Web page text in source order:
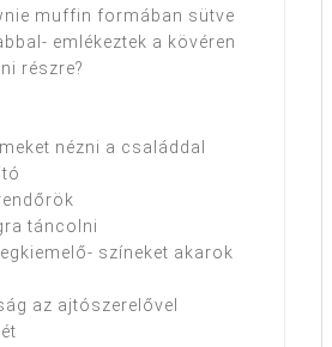
muffin formában sütve
emlékeztek a kövéren
részre?
nézni a családdal
táncolni
színeket akarok
az ajtószerelővel